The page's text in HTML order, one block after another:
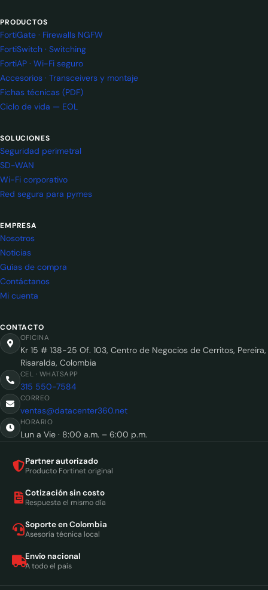
PRODUCTOS
FortiGate · Firewalls NGFW
FortiSwitch · Switching
FortiAP · Wi-Fi seguro
Accesorios · Transceivers y montaje
Fichas técnicas (PDF)
Ciclo de vida — EOL
SOLUCIONES
Seguridad perimetral
SD-WAN
Wi-Fi corporativo
Red segura para pymes
EMPRESA
Nosotros
Noticias
Guías de compra
Contáctanos
Mi cuenta
CONTACTO
OFICINA
Kr 15 # 138-25 Of. 103, Centro de Negocios de Cerritos, Pereira,
Risaralda, Colombia
CEL · WHATSAPP
315 550-7584
CORREO
ventas@datacenter360.net
HORARIO
Lun a Vie · 8:00 a.m. – 6:00 p.m.
Partner autorizado
Producto Fortinet original
Cotización sin costo
Respuesta el mismo día
Soporte en Colombia
Asesoría técnica local
Envío nacional
A todo el país